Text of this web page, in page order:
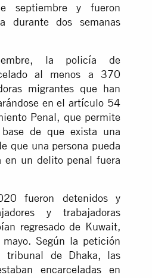
septiembre y fueron
durante dos semanas
la policía de
al menos a 370
migrantes que han
en el artículo 54
Penal, que permite
de que exista una
que una persona pueda
en un delito penal fuera
fueron detenidos y
y trabajadoras
regresado de Kuwait,
Según la petición
de Dhaka, las
encarceladas en